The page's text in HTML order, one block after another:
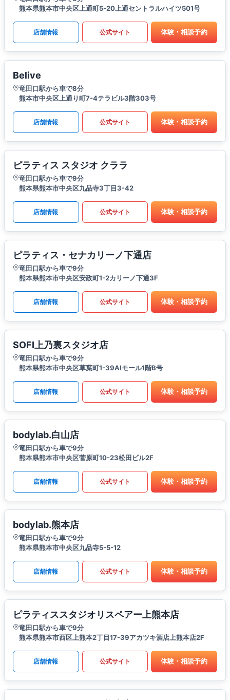
熊本県熊本市中央区上通町5-20上通セントラルハイツ501号
店舗情報 公式サイト 体験・相談予約
Belive
竜田口駅から車で8分
熊本市中央区上通り町7-4テラビル3階303号
店舗情報 公式サイト 体験・相談予約
ピラティス スタジオ クララ
竜田口駅から車で9分
熊本県熊本市中央区九品寺3丁目3-42
店舗情報 公式サイト 体験・相談予約
ピラティス・セナカリーノ下通店
竜田口駅から車で9分
熊本県熊本市中央区安政町1-2カリーノ下通3F
店舗情報 公式サイト 体験・相談予約
SOFI上乃裏スタジオ店
竜田口駅から車で9分
熊本県熊本市中央区草葉町1-39AIモール1階B号
店舗情報 公式サイト 体験・相談予約
bodylab.白山店
竜田口駅から車で9分
熊本県熊本市中央区菅原町10-23松田ビル2F
店舗情報 公式サイト 体験・相談予約
bodylab.熊本店
竜田口駅から車で9分
熊本県熊本市中央区九品寺5-5-12
店舗情報 公式サイト 体験・相談予約
ピラティススタジオリスペアー上熊本店
竜田口駅から車で9分
熊本県熊本市西区上熊本2丁目17-39アカツキ酒店上熊本店2F
店舗情報 公式サイト 体験・相談予約